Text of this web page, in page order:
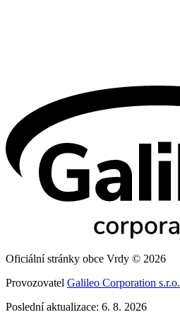
Oficiální stránky obce Vrdy © 2026
Provozovatel Galileo Corporation s.r.o.
Poslední aktualizace: 6. 8. 2026